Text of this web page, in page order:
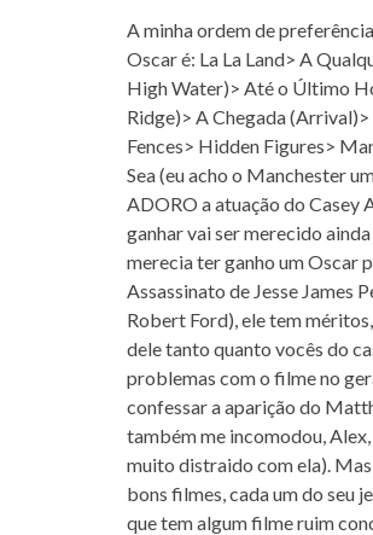
A minha ordem de
Oscar é: La La Land> A
High Water)> Até o Último
Ridge)> A Chegada
Fences> Hidden Figures>
Sea (eu acho o Manchester
ADORO a atuação do Casey
ganhar vai ser merecido
merecia ter ganho um Oscar
Assassinato de Jesse James
Robert Ford), ele tem
dele tanto quanto vocês do
problemas com o filme no
confessar a aparição do
também me incomodou,
muito distraido com ela).
bons filmes, cada um do seu
que tem algum filme ruim